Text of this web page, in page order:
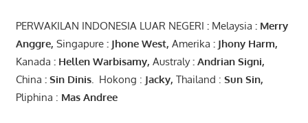
PERWAKILAN INDONESIA LUAR NEGERI : Melaysia : Merry
Anggre, Singapure: JhoneWest, Amerika : JhonyHarm,
Kanada : Hellen Warbisamy, Australy: Andrian Signi,
China : Sin Dinis. Hokong : Jacky, Thailand : Sun Sin,
Pliphina : Mas Andree